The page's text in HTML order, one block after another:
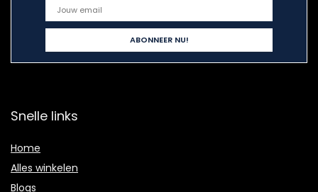
Snelle links
Home
Alles winkelen
Blogs